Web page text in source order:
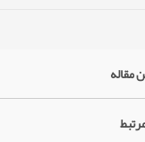
مقاله